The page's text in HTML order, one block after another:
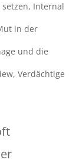
setzen, Internal
in der
und die
,Verdächtige